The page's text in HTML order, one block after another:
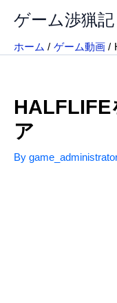
ス
ゲーム渉猟記
ホーム ゲーム動画
HALFLIFE
ア
By